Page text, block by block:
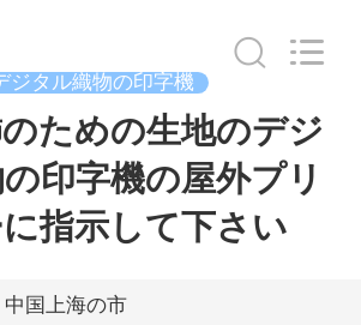
ジタル織物の印字機
ための生地のデジ
印字機の屋外プリ
指示して下さい
中国上海の市